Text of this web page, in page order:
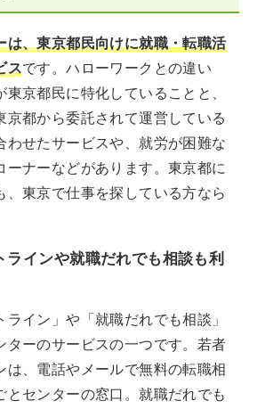
は、東京都民向けに就職・転職活
スです。ハローワークとの違い
京都民に特化していることと、
京都から委託されて運営している
わせたサービスや、就労が困難な
ーナーなどがあります。東京都に
、東京で仕事を探している方なら
ラインや就職だれでも相談も利
ライン」や「就職だれでも相談」
ターのサービスの一つです。若者
は、電話やメールで無料の転職相
とセンターの窓口。就職だれでも